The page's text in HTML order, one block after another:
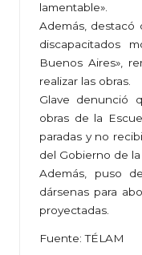
lamentable».
Además, destacó
discapacitados
Buenos Aires»,
realizar las obras.
Glave denunció
obras de la
paradas y no
del Gobierno de la
Además, puso
dársenas para
proyectadas.
Fuente: TÉLAM